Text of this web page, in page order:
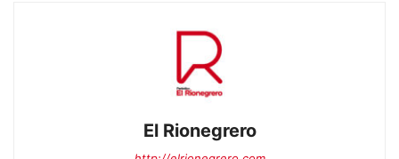
El Rionegrero